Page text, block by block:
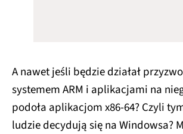
A nawet jeśli będzie działał
systemem ARM i aplikacjami na
podoła aplikacjom x86-64? Czyli
ludzie decydują się na Windowsa?